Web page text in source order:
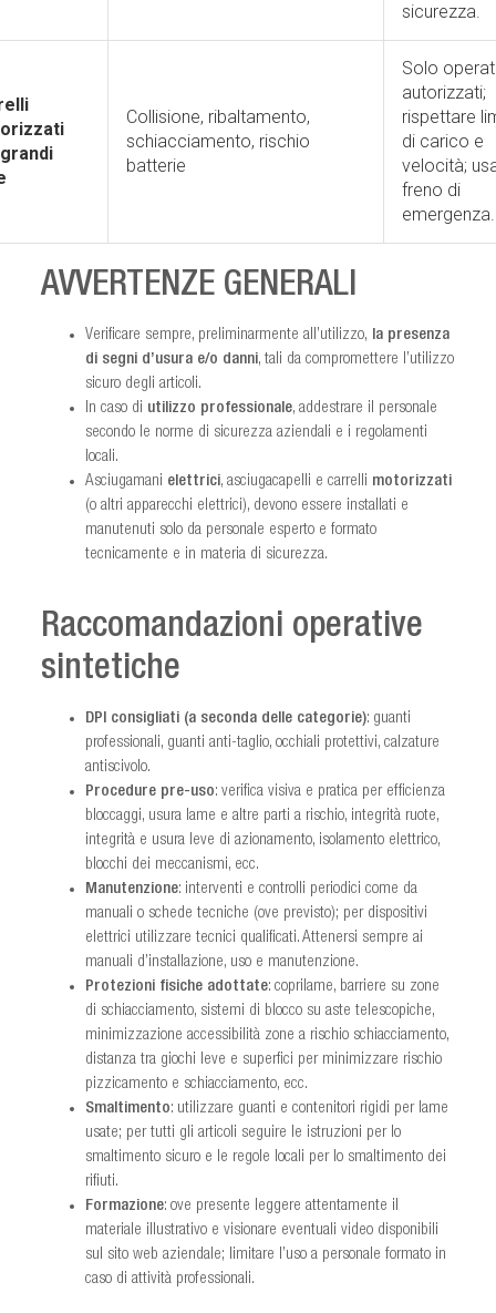
sicurezza.
Collisione, ribaltamento,
schiacciamento, rischio
batterie
Solo
autorizzati;
rispettare
di carico e
velocità;
freno di
emergenza.
AVVERTENZE GENERALI
Verificare sempre, preliminarmente all’utilizzo, la presenza
di segni d’usura e/o danni, tali da compromettere l’utilizzo
sicuro degli articoli.
In caso di utilizzo professionale, addestrare il personale
secondo le norme di sicurezza aziendali e i regolamenti
locali.
Asciugamani elettrici, asciugacapelli e carrelli motorizzati
(o altri apparecchi elettrici), devono essere installati e
manutenuti solo da personale esperto e formato
tecnicamente e in materia di sicurezza.
Raccomandazioni operative
sintetiche
DPI consigliati (a seconda delle categorie): guanti
professionali, guanti anti‑taglio, occhiali protettivi, calzature
antiscivolo.
Procedure pre‑uso: verifica visiva e pratica per efficienza
bloccaggi, usura lame e altre parti a rischio, integrità ruote,
integrità e usura leve di azionamento, isolamento elettrico,
blocchi dei meccanismi, ecc.
Manutenzione: interventi e controlli periodici come da
manuali o schede tecniche (ove previsto); per dispositivi
elettrici utilizzare tecnici qualificati. Attenersi sempre ai
manuali d’installazione, uso e manutenzione.
Protezioni fisiche adottate: coprilame, barriere su zone
di schiacciamento, sistemi di blocco su aste telescopiche,
minimizzazione accessibilità zone a rischio schiacciamento,
distanza tra giochi leve e superfici per minimizzare rischio
pizzicamento e schiacciamento, ecc.
Smaltimento: utilizzare guanti e contenitori rigidi per lame
usate; per tutti gli articoli seguire le istruzioni per lo
smaltimento sicuro e le regole locali per lo smaltimento dei
rifiuti.
Formazione: ove presente leggere attentamente il
materiale illustrativo e visionare eventuali video disponibili
sul sito web aziendale; limitare l’uso a personale formato in
caso di attività professionali.